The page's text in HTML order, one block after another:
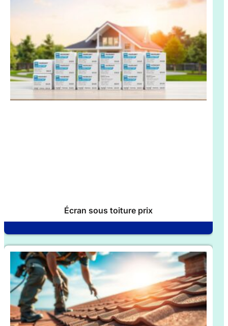
Écran sous toiture prix